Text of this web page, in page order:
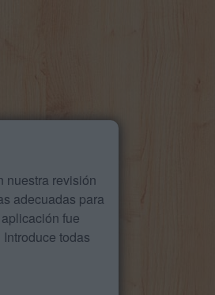
nuestra revisión
adecuadas para
fue
todas